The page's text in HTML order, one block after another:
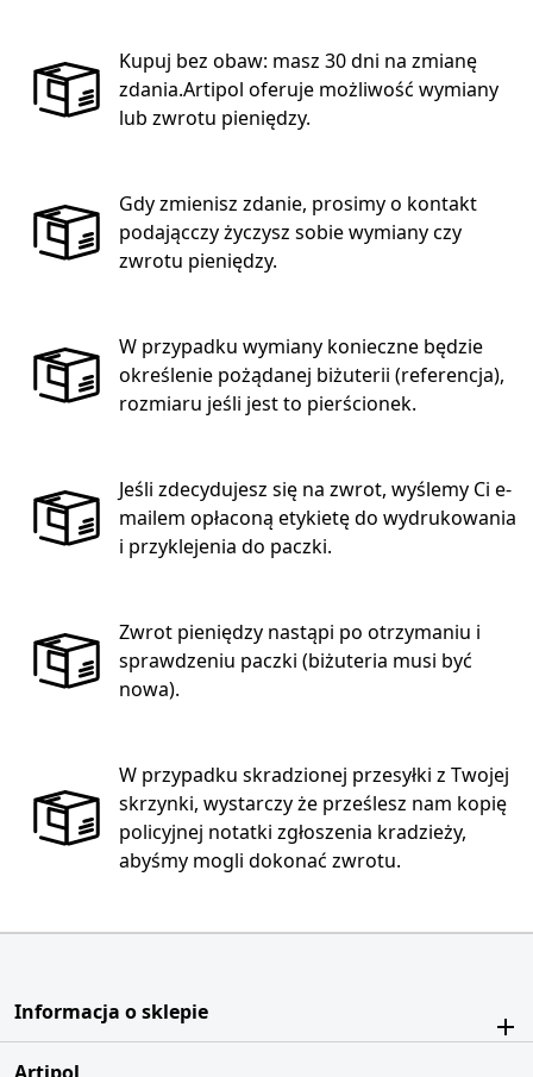
Kupuj bez obaw: masz 30 dni na zmianę
zdania.Artipol oferuje możliwość wymiany
lub zwrotu pieniędzy.
Gdy zmienisz zdanie, prosimy o kontakt
podającczy życzysz sobie wymiany czy
zwrotu pieniędzy.
W przypadku wymiany konieczne będzie
określenie pożądanej biżuterii (referencja),
rozmiaru jeśli jest to pierścionek.
Jeśli zdecydujesz się na zwrot, wyślemy Ci e-
mailem opłaconą etykietę do wydrukowania
i przyklejenia do paczki.
Zwrot pieniędzy nastąpi po otrzymaniu i
sprawdzeniu paczki (biżuteria musi być
nowa).
W przypadku skradzionej przesyłki z Twojej
skrzynki, wystarczy że prześlesz nam kopię
policyjnej notatki zgłoszenia kradzieży,
abyśmy mogli dokonać zwrotu.
Informacja o sklepie